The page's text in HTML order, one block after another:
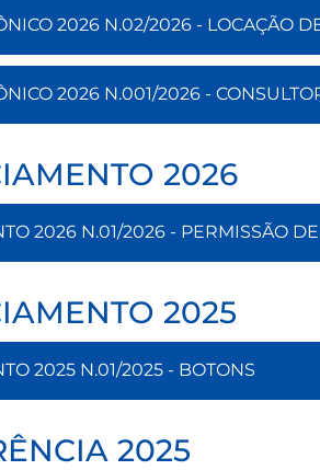
2026 N.02/2026 - LOCAÇÃO
2026 N.001/2026 -
2026
2026 N.01/2026 - PERMISSÃO
2025
2025 N.01/2025 - BOTONS
2025